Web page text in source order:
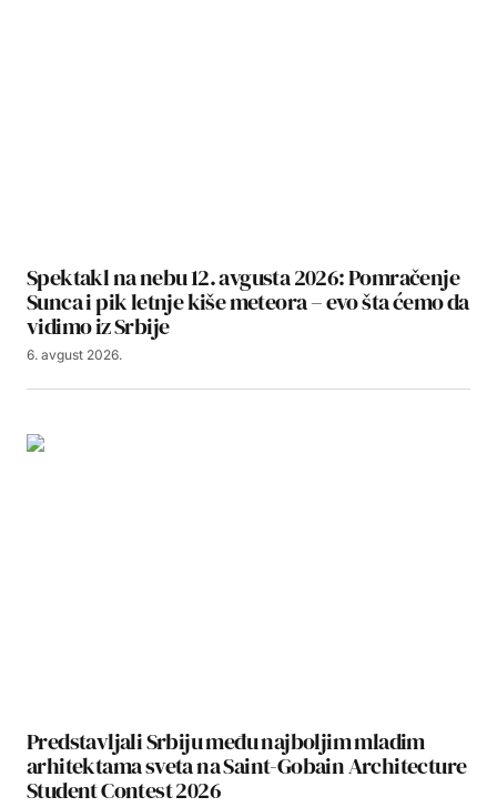
Spektakl na nebu 12. avgusta 2026: Pomračenje
Sunca i pik letnje kiše meteora – evo šta ćemo da
vidimo iz Srbije
6. avgust 2026.
Predstavljali Srbiju među najboljim mladim
arhitektama sveta na Saint-Gobain Architecture
Student Contest 2026